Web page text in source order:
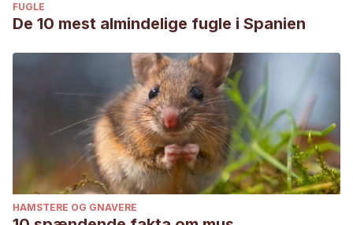
FUGLE
De 10 mest almindelige fugle i Spanien
HAMSTERE OG GNAVERE